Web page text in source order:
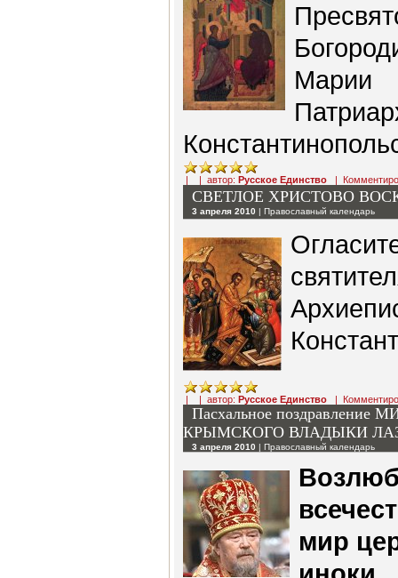
Марии
| | автор: Русское Единство |
СВЕТЛОЕ ХРИСТОВО
3 апреля 2010 | Православный календарь
| | автор: Русское Единство |
Пасхальное
КРЫМСКОГО ВЛАДЫКИ
3 апреля 2010 | Православный календарь
мир